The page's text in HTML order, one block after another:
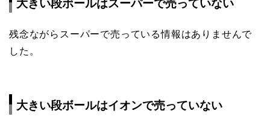
大きい段ボールはスーパーで売っていない
残念ながらスーパーで売っている情報はありませんで
した。
大きい段ボールはイオンで売っていない